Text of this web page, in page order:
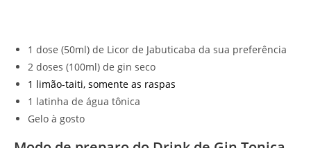
1 dose (50ml) de Licor de Jabuticaba da sua preferência
2 doses (100ml) de gin seco
1 limão-taiti, somente as raspas
1 latinha de água tônica
Gelo à gosto